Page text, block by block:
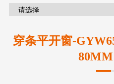
穿条平开窗-